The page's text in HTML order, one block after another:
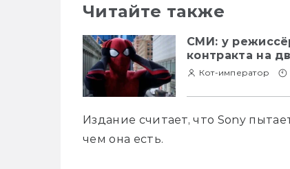
Читайте также
СМИ: у
контракта на
Кот-император
Издание считает, что Sony
чем она есть.